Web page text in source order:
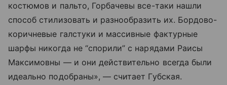
костюмов и пальто, Горбачевы все-таки нашли
способ стилизовать и разнообразить их. Бордово-
коричневые галстуки и массивные фактурные
шарфы никогда не “спорили” с нарядами Раисы
Максимовны — и они действительно всегда были
идеально подобраны», — считает Губская.